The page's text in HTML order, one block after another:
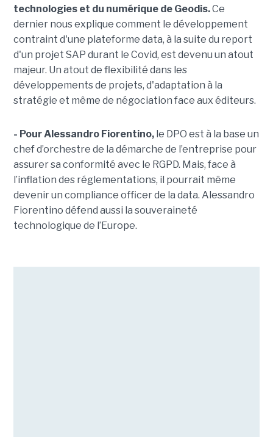
technologies et du numérique de Geodis.Ce
dernier nous explique comment le développement
contraint d'une plateforme data, à la suite du report
d'un projet SAP durant le Covid, est devenu un atout
majeur. Un atout de flexibilité dans les
développements de projets, d'adaptation à la
stratégie et même de négociation face aux éditeurs.
- Pour Alessandro Fiorentino,le DPO est à la base un
chef d’orchestre de la démarche de l’entreprise pour
assurer sa conformité avec le RGPD. Mais, face à
l’inflation des réglementations, il pourrait même
devenir un compliance officer de la data. Alessandro
Fiorentino défend aussi la souveraineté
technologique de l’Europe.